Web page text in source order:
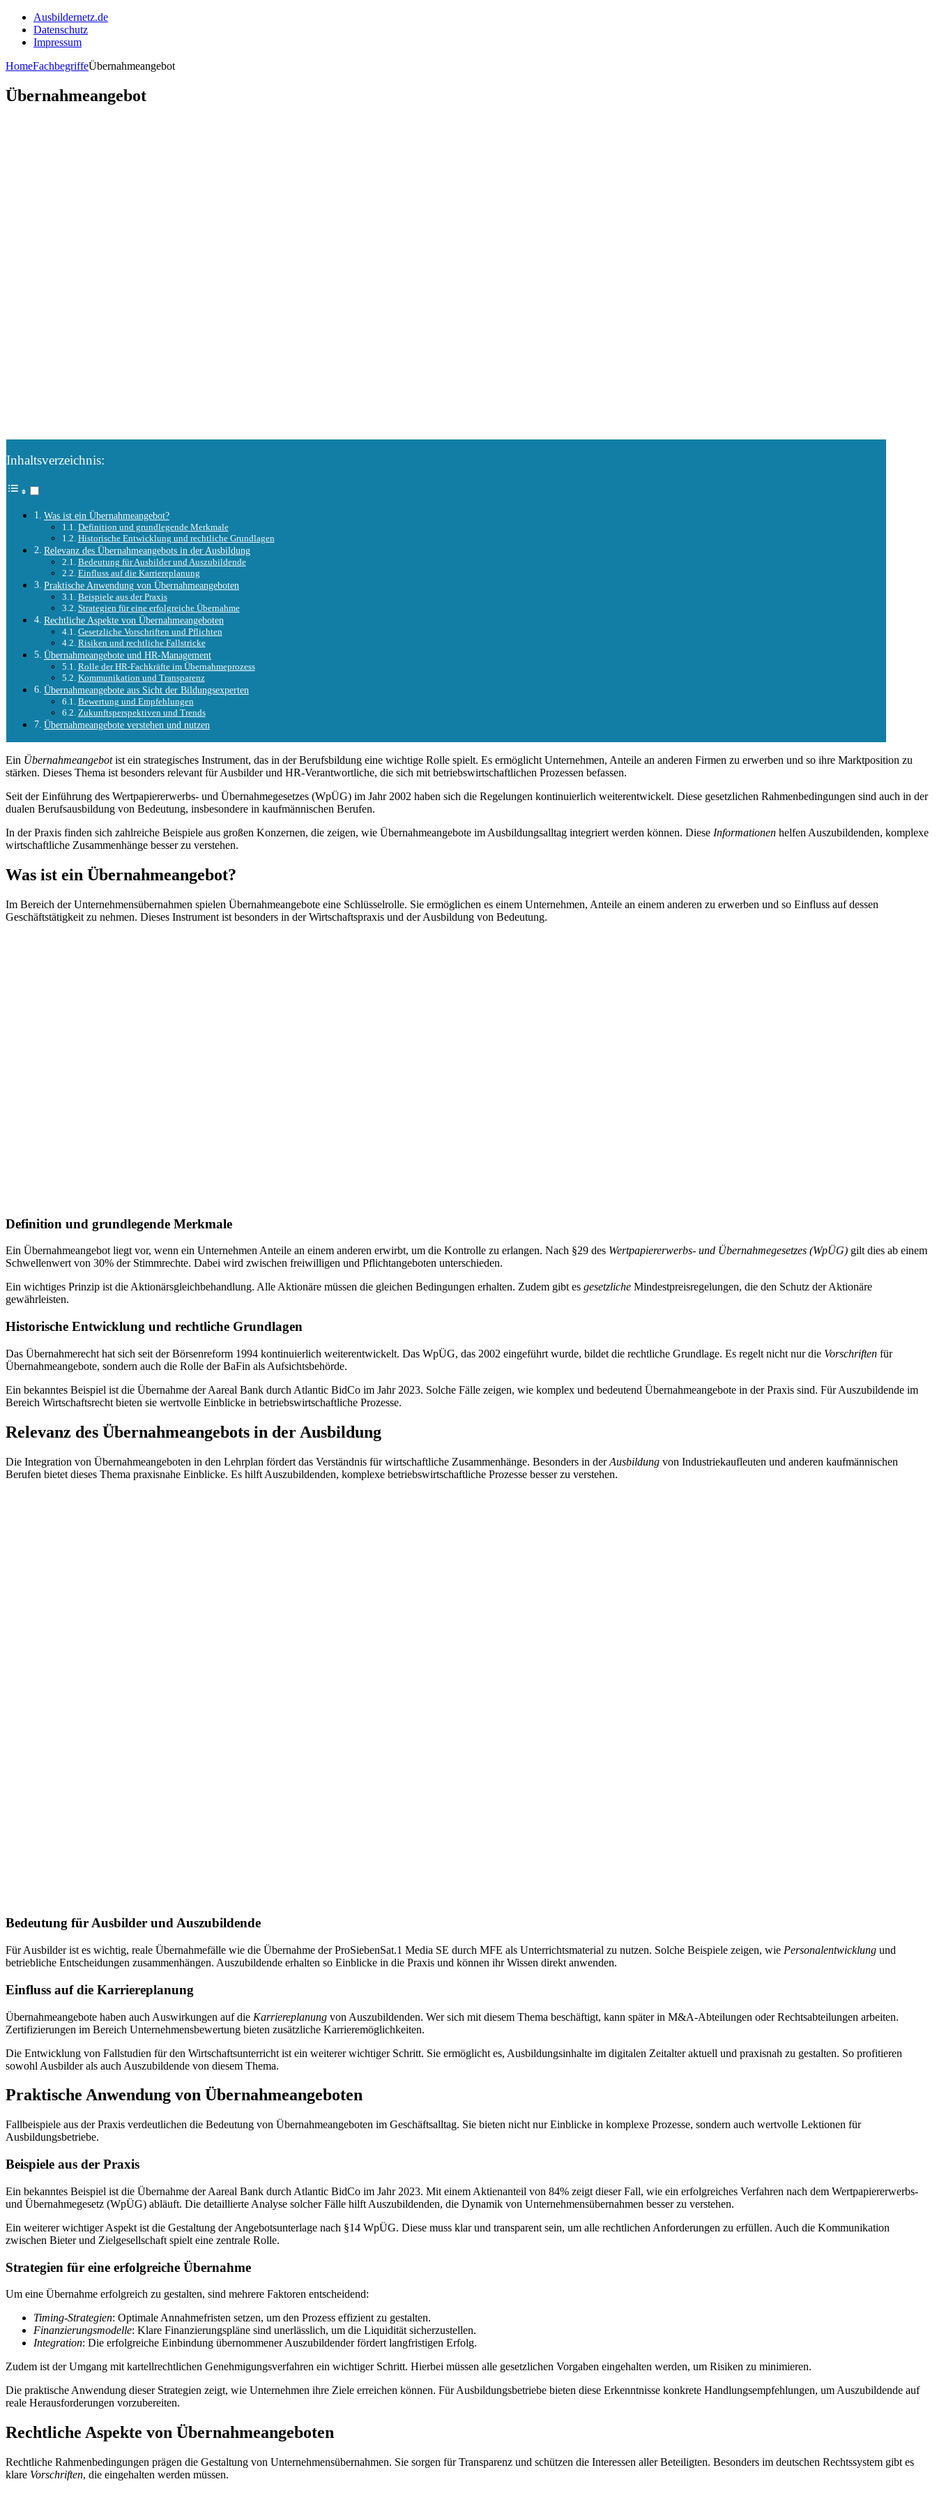
Ausbildernetz.de
Datenschutz
Impressum
HomeFachbegriffeÜbernahmeangebot
Übernahmeangebot
Inhaltsverzeichnis:
Was ist ein Übernahmeangebot?
Definition und grundlegende Merkmale
Historische Entwicklung und rechtliche Grundlagen
Relevanz des Übernahmeangebots in der Ausbildung
Bedeutung für Ausbilder und Auszubildende
Einfluss auf die Karriereplanung
Praktische Anwendung von Übernahmeangeboten
Beispiele aus der Praxis
Strategien für eine erfolgreiche Übernahme
Rechtliche Aspekte von Übernahmeangeboten
Gesetzliche Vorschriften und Pflichten
Risiken und rechtliche Fallstricke
Übernahmeangebote und HR-Management
Rolle der HR-Fachkräfte im Übernahmeprozess
Kommunikation und Transparenz
Übernahmeangebote aus Sicht der Bildungsexperten
Bewertung und Empfehlungen
Zukunftsperspektiven und Trends
Übernahmeangebote verstehen und nutzen
Ein Übernahmeangebotist ein strategisches Instrument, das in der Berufsbildung eine wichtige Rolle spielt. Es ermöglicht Unternehmen, Anteile an anderen Firmen zu erwerben und so ihre Marktposition zu
stärken. Dieses Thema ist besonders relevant für Ausbilder und HR-Verantwortliche, die sich mit betriebswirtschaftlichen Prozessen befassen.
Seit der Einführung des Wertpapiererwerbs- und Übernahmegesetzes (WpÜG) im Jahr 2002 haben sich die Regelungen kontinuierlich weiterentwickelt. Diese gesetzlichen Rahmenbedingungen sind auch in der
dualen Berufsausbildung von Bedeutung, insbesondere in kaufmännischen Berufen.
In der Praxis finden sich zahlreiche Beispiele aus großen Konzernen, die zeigen, wie Übernahmeangebote im Ausbildungsalltag integriert werden können. Diese Informationen helfen Auszubildenden, komplexe
wirtschaftliche Zusammenhänge besser zu verstehen.
Was ist ein Übernahmeangebot?
Im Bereich der Unternehmensübernahmen spielen Übernahmeangebote eine Schlüsselrolle. Sie ermöglichen es einem Unternehmen, Anteile an einem anderen zu erwerben und so Einfluss auf dessen
Geschäftstätigkeit zu nehmen. Dieses Instrument ist besonders in der Wirtschaftspraxis und der Ausbildung von Bedeutung.
Definition und grundlegende Merkmale
Ein Übernahmeangebot liegt vor, wenn ein Unternehmen Anteile an einem anderen erwirbt, um die Kontrolle zu erlangen. Nach §29 des Wertpapiererwerbs- und Übernahmegesetzes (WpÜG) gilt dies ab einem
Schwellenwert von 30% der Stimmrechte. Dabei wird zwischen freiwilligen und Pflichtangeboten unterschieden.
Ein wichtiges Prinzip ist die Aktionärsgleichbehandlung. Alle Aktionäre müssen die gleichen Bedingungen erhalten. Zudem gibt es gesetzliche Mindestpreisregelungen, die den Schutz der Aktionäre
gewährleisten.
Historische Entwicklung und rechtliche Grundlagen
Das Übernahmerecht hat sich seit der Börsenreform 1994 kontinuierlich weiterentwickelt. Das WpÜG, das 2002 eingeführt wurde, bildet die rechtliche Grundlage. Es regelt nicht nur die Vorschriften für
Übernahmeangebote, sondern auch die Rolle der BaFin als Aufsichtsbehörde.
Ein bekanntes Beispiel ist die Übernahme der Aareal Bank durch Atlantic BidCo im Jahr 2023. Solche Fälle zeigen, wie komplex und bedeutend Übernahmeangebote in der Praxis sind. Für Auszubildende im
Bereich Wirtschaftsrecht bieten sie wertvolle Einblicke in betriebswirtschaftliche Prozesse.
Relevanz des Übernahmeangebots in der Ausbildung
Die Integration von Übernahmeangeboten in den Lehrplan fördert das Verständnis für wirtschaftliche Zusammenhänge. Besonders in derAusbildung von Industriekaufleuten und anderen kaufmännischen
Berufen bietet dieses Thema praxisnahe Einblicke. Es hilft Auszubildenden, komplexe betriebswirtschaftliche Prozesse besser zu verstehen.
Bedeutung für Ausbilder und Auszubildende
Für Ausbilder ist es wichtig, reale Übernahmefälle wie die Übernahme der ProSiebenSat.1 Media SE durch MFE als Unterrichtsmaterial zu nutzen. Solche Beispiele zeigen, wie Personalentwicklung und
betriebliche Entscheidungen zusammenhängen. Auszubildende erhalten so Einblicke in die Praxis und können ihr Wissen direkt anwenden.
Einfluss auf die Karriereplanung
Übernahmeangebote haben auch Auswirkungen auf die Karriereplanung von Auszubildenden. Wer sich mit diesem Thema beschäftigt, kann später in M&A-Abteilungen oder Rechtsabteilungen arbeiten.
Zertifizierungen im Bereich Unternehmensbewertung bieten zusätzliche Karrieremöglichkeiten.
Die Entwicklung von Fallstudien für den Wirtschaftsunterricht ist ein weiterer wichtiger Schritt. Sie ermöglicht es, Ausbildungsinhalte im digitalen Zeitalter aktuell und praxisnah zu gestalten. So profitieren
sowohl Ausbilder als auch Auszubildende von diesem Thema.
Praktische Anwendung von Übernahmeangeboten
Fallbeispiele aus der Praxis verdeutlichen die Bedeutung von Übernahmeangeboten im Geschäftsalltag. Sie bieten nicht nur Einblicke in komplexe Prozesse, sondern auch wertvolle Lektionen für
Ausbildungsbetriebe.
Beispiele aus der Praxis
Ein bekanntes Beispiel ist die Übernahme der Aareal Bank durch Atlantic BidCo im Jahr 2023. Mit einem Aktienanteil von 84% zeigt dieser Fall, wie ein erfolgreiches Verfahren nach dem Wertpapiererwerbs-
und Übernahmegesetz (WpÜG) abläuft. Die detaillierte Analyse solcher Fälle hilft Auszubildenden, die Dynamik von Unternehmensübernahmen besser zu verstehen.
Ein weiterer wichtiger Aspekt ist die Gestaltung der Angebotsunterlage nach §14 WpÜG. Diese muss klar und transparent sein, um alle rechtlichen Anforderungen zu erfüllen. Auch die Kommunikation
zwischen Bieter und Zielgesellschaft spielt eine zentrale Rolle.
Strategien für eine erfolgreiche Übernahme
Um eine Übernahme erfolgreich zu gestalten, sind mehrere Faktoren entscheidend:
Timing-Strategien: Optimale Annahmefristen setzen, um den Prozess effizient zu gestalten.
Finanzierungsmodelle: Klare Finanzierungspläne sind unerlässlich, um die Liquidität sicherzustellen.
Integration: Die erfolgreiche Einbindung übernommener Auszubildender fördert langfristigen Erfolg.
Zudem ist der Umgang mit kartellrechtlichen Genehmigungsverfahren ein wichtiger Schritt. Hierbei müssen alle gesetzlichen Vorgaben eingehalten werden, um Risiken zu minimieren.
Die praktische Anwendung dieser Strategien zeigt, wie Unternehmen ihre Ziele erreichen können. Für Ausbildungsbetriebe bieten diese Erkenntnisse konkrete Handlungsempfehlungen, um Auszubildende auf
reale Herausforderungen vorzubereiten.
Rechtliche Aspekte von Übernahmeangeboten
Rechtliche Rahmenbedingungen prägen die Gestaltung von Unternehmensübernahmen. Sie sorgen für Transparenz und schützen die Interessen aller Beteiligten. Besonders im deutschen Rechtssystem gibt es
klare Vorschriften, die eingehalten werden müssen.